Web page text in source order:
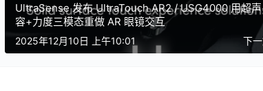
UltraSense 发布 UltraTouch AR2 / USG4000 用超
容+力度三模态重做 AR 眼镜交互
下
2025年12月10日 上午10:01